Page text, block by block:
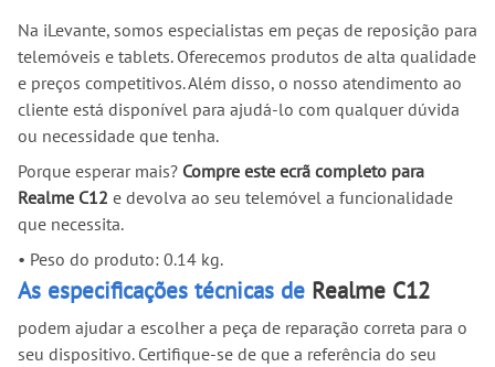
Na iLevante, somos especialistas em peças de reposição para
telemóveis e tablets. Oferecemos produtos de alta qualidade
e preços competitivos. Além disso, o nosso atendimento ao
cliente está disponível para ajudá-lo com qualquer dúvida
ou necessidade que tenha.
Porque esperar mais? Compre este ecrã completo para
Realme C12 e devolva ao seu telemóvel a funcionalidade
que necessita.
• Peso do produto: 0.14 kg.
As especificações técnicas de Realme C12
podem ajudar a escolher a peça de reparação correta para o
seu dispositivo. Certifique-se de que a referência do seu